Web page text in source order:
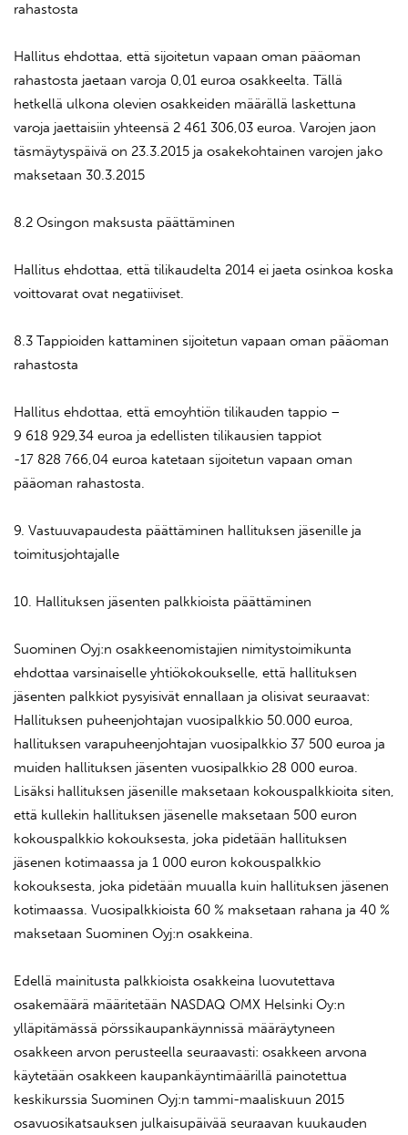
rahastosta
Hallitus ehdottaa, että sijoitetun vapaan oman pääoman
rahastosta jaetaan varoja 0,01 euroa osakkeelta. Tällä
hetkellä ulkona olevien osakkeiden määrällä laskettuna
varoja jaettaisiin yhteensä 2 461 306,03 euroa. Varojen jaon
täsmäytyspäivä on 23.3.2015 ja osakekohtainen varojen jako
maksetaan 30.3.2015
8.2 Osingon maksusta päättäminen
Hallitus ehdottaa, että tilikaudelta 2014 ei jaeta osinkoa koska
voittovarat ovat negatiiviset.
8.3 Tappioiden kattaminen sijoitetun vapaan oman pääoman
rahastosta
Hallitus ehdottaa, että emoyhtiön tilikauden tappio –
9 618 929,34 euroa ja edellisten tilikausien tappiot
-17 828 766,04 euroa katetaan sijoitetun vapaan oman
pääoman rahastosta.
9. Vastuuvapaudesta päättäminen hallituksen jäsenille ja
toimitusjohtajalle
10. Hallituksen jäsenten palkkioista päättäminen
Suominen Oyj:n osakkeenomistajien nimitystoimikunta
ehdottaa varsinaiselle yhtiökokoukselle, että hallituksen
jäsenten palkkiot pysyisivät ennallaan ja olisivat seuraavat:
Hallituksen puheenjohtajan vuosipalkkio 50.000 euroa,
hallituksen varapuheenjohtajan vuosipalkkio 37 500 euroa ja
muiden hallituksen jäsenten vuosipalkkio 28 000 euroa.
Lisäksi hallituksen jäsenille maksetaan kokouspalkkioita siten,
että kullekin hallituksen jäsenelle maksetaan 500 euron
kokouspalkkio kokouksesta, joka pidetään hallituksen
jäsenen kotimaassa ja 1 000 euron kokouspalkkio
kokouksesta, joka pidetään muualla kuin hallituksen jäsenen
kotimaassa. Vuosipalkkioista 60 % maksetaan rahana ja 40 %
maksetaan Suominen Oyj:n osakkeina.
Edellä mainitusta palkkioista osakkeina luovutettava
osakemäärä määritetään NASDAQ OMX Helsinki Oy:n
ylläpitämässä pörssikaupankäynnissä määräytyneen
osakkeen arvon perusteella seuraavasti: osakkeen arvona
käytetään osakkeen kaupankäyntimäärillä painotettua
keskikurssia Suominen Oyj:n tammi-maaliskuun 2015
osavuosikatsauksen julkaisupäivää seuraavan kuukauden